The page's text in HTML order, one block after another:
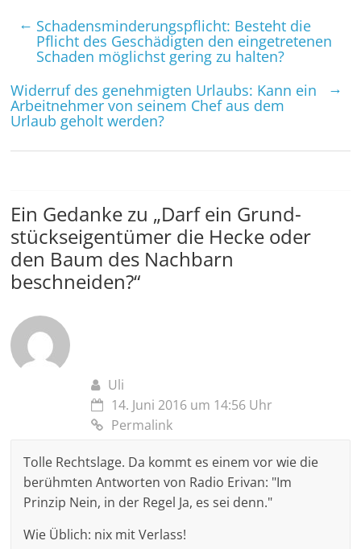
← Schadens­minderungs­pflicht: Besteht die
Pflicht des Geschädigten den eingetretenen
Schaden möglichst gering zu halten?
Widerruf des genehmigten Urlaubs: Kann ein
Arbeitnehmer von seinem Chef aus dem
Urlaub geholt werden?
→
Ein Gedanke zu „Darf ein Grund­
stücks­eigentümer die Hecke oder
den Baum des Nachbarn
beschneiden?“
Uli
14. Juni 2016 um 14:56 Uhr
Permalink
Tolle Rechtslage. Da kommt es einem vor wie die
berühmten Antworten von Radio Erivan: "Im
Prinzip Nein, in der Regel Ja, es sei denn."
Wie Üblich: nix mit Verlass!